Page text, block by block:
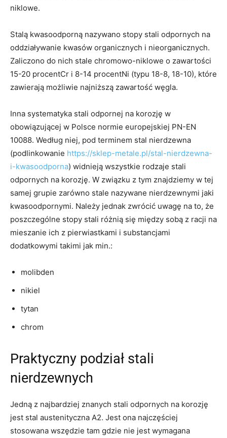
niklowe.
Stalą kwasoodporną nazywano stopy stali odpornych na
oddziaływanie kwasów organicznych i nieorganicznych.
Zaliczono do nich stale chromowo-niklowe o zawartości
15-20 procentCr i 8-14 procentNi (typu 18-8, 18-10), które
zawierają możliwie najniższą zawartość węgla.
Inna systematyka stali odpornej na korozję w
obowiązującej w Polsce normie europejskiej PN-EN
10088. Według niej, pod terminem stal nierdzewna
(podlinkowanie https://sklep-metale.pl/stal-nierdzewna-
i-kwasoodporna) widnieją wszystkie rodzaje stali
odpornych na korozję. W związku z tym znajdziemy w tej
samej grupie zarówno stale nazywane nierdzewnymi jaki
kwasoodpornymi. Należy jednak zwrócić uwagę na to, że
poszczególne stopy stali różnią się między sobą z racji na
mieszanie ich z pierwiastkami i substancjami
dodatkowymi takimi jak min.:
molibden
nikiel
tytan
chrom
Praktyczny podział stali
nierdzewnych
Jedną z najbardziej znanych stali odpornych na korozję
jest stal austenityczna A2. Jest ona najczęściej
stosowana wszędzie tam gdzie nie jest wymagana